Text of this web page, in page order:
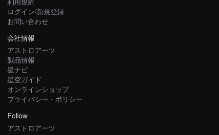
ログイン/新規登録
お問い合わせ
会社情報
アストロアーツ
製品情報
星ナビ
星空ガイド
オンラインショップ
プライバシー・ポリシー
Follow
アストロアーツ